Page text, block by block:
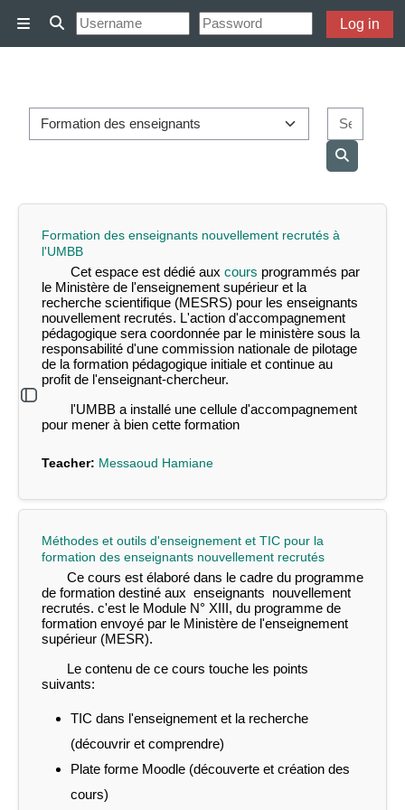
Side panel
Toggle search input
Log in
Open block drawer
Search
Formation des enseignants nouvellement recrutés à
l'UMBB
Cet espace est dédié aux cours programmés par
le Ministère de l'enseignement supérieur et la
recherche scientifique (MESRS) pour les enseignants
nouvellement recrutés. L'action d'accompagnement
pédagogique sera coordonnée par le ministère sous la
responsabilité d'une commission nationale de pilotage
de la formation pédagogique initiale et continue au
profit de l'enseignant-chercheur.
l'UMBB a installé une cellule d'accompagnement
pour mener à bien cette formation
Teacher: Messaoud Hamiane
Méthodes et outils d'enseignement et TIC pour la
formation des enseignants nouvellement recrutés
Ce cours est élaboré dans le cadre du programme
de formation destiné aux enseignants nouvellement
recrutés. c'est le Module N° XIII, du programme de
formation envoyé par le Ministère de l'enseignement
supérieur (MESR).
Le contenu de ce cours touche les points
suivants:
TIC dans l'enseignement et la recherche
(découvrir et comprendre)
Plate forme Moodle (découverte et création des
cours)